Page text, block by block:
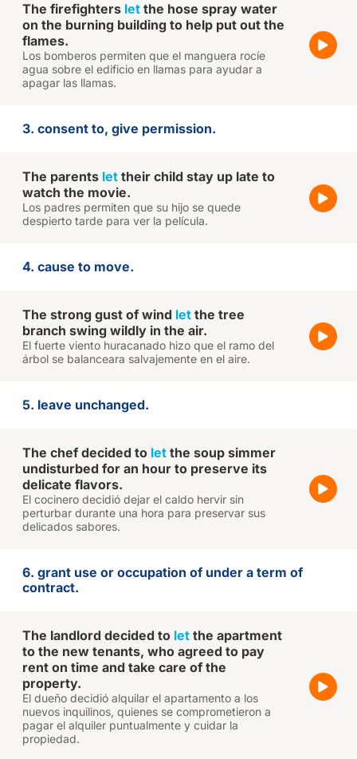
The firefighters let the hose spray water
on the burning building to help put out the
flames.
Los bomberos permiten que el manguera rocíe
agua sobre el edificio en llamas para ayudar a
apagar las llamas.
3. consent to, give permission.
The parents let their child stay up late to
watch the movie.
Los padres permiten que su hijo se quede
despierto tarde para ver la película.
4. cause to move.
The strong gust of wind let the tree
branch swing wildly in the air.
El fuerte viento huracanado hizo que el ramo del
árbol se balanceara salvajemente en el aire.
5. leave unchanged.
The chef decided to let the soup simmer
undisturbed for an hour to preserve its
delicate flavors.
El cocinero decidió dejar el caldo hervir sin
perturbar durante una hora para preservar sus
delicados sabores.
6. grant use or occupation of under a term of
contract.
The landlord decided to let the apartment
to the new tenants, who agreed to pay
rent on time and take care of the
property.
El dueño decidió alquilar el apartamento a los
nuevos inquilinos, quienes se comprometieron a
pagar el alquiler puntualmente y cuidar la
propiedad.